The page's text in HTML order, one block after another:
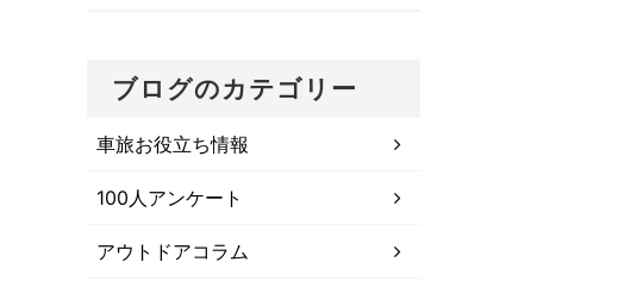
ブログのカテゴリー
車旅お役立ち情報
100人アンケート
アウトドアコラム